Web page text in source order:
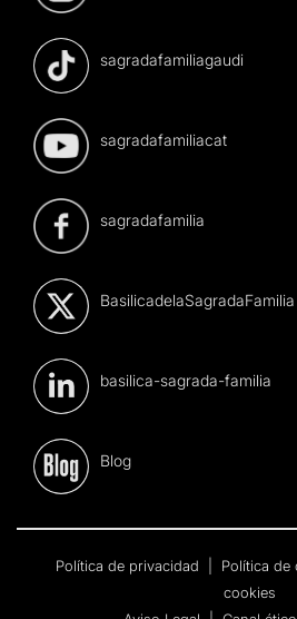
sagradafamiliagaudi
sagradafamiliacat
sagradafamilia
BasilicadelaSagradaFamilia
basilica-sagrada-familia
Blog
Política de privacidad Política de
cookies